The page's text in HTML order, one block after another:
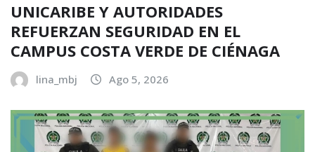
UNICARIBE Y AUTORIDADES
REFUERZAN SEGURIDAD EN EL
CAMPUS COSTA VERDE DE CIÉNAGA
lina_mbj Ago 5, 2026